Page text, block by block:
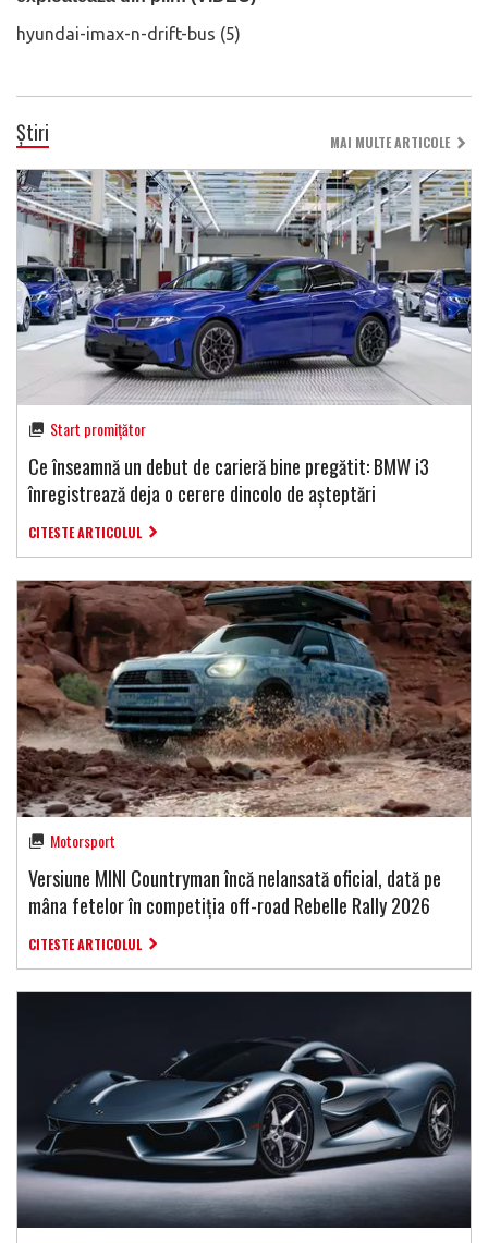
hyundai-imax-n-drift-bus (5)
Știri MAI MULTE ARTICOLE
Start promițător
Ce înseamnă un debut de carieră bine pregătit: BMW i3
înregistrează deja o cerere dincolo de așteptări
CITESTE ARTICOLUL
Motorsport
Versiune MINI Countryman încă nelansată oficial, dată pe
mâna fetelor în competiția off-road Rebelle Rally 2026
CITESTE ARTICOLUL